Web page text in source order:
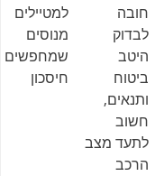
חובה
לבדוק
היטב
ביטוח
ותנאים,
חשוב
לתעד מצב
הרכב
למטיילים
מנוסים
שמחפשים
חיסכון